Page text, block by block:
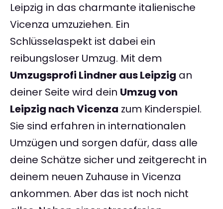
Leipzig in das charmante italienische
Vicenza umzuziehen. Ein
Schlüsselaspekt ist dabei ein
reibungsloser Umzug. Mit dem
Umzugsprofi Lindner aus Leipzig an
deiner Seite wird dein Umzug von
Leipzig nach Vicenza zum Kinderspiel.
Sie sind erfahren in internationalen
Umzügen und sorgen dafür, dass alle
deine Schätze sicher und zeitgerecht in
deinem neuen Zuhause in Vicenza
ankommen. Aber das ist noch nicht